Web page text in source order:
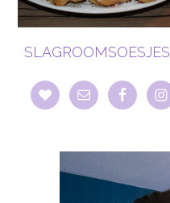
SLAGROOMSOESJES